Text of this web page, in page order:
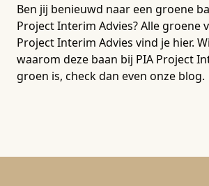
Ben jij benieuwd naar een groene
Project Interim Advies? Alle groene
Project Interim Advies vind je hier.
waarom deze baan bij PIA Project
groen is, check dan even onze blog.